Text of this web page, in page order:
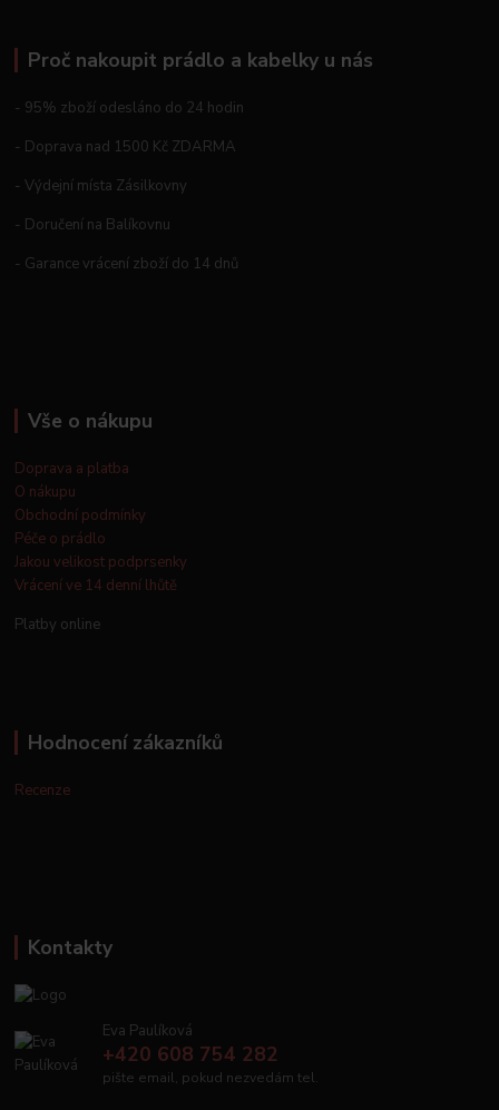
Proč nakoupit prádlo a kabelky u nás
- 95% zboží odesláno do 24 hodin
- Doprava nad 1500 Kč ZDARMA
- Výdejní místa Zásilkovny
- Doručení na Balíkovnu
- Garance vrácení zboží do 14 dnů
Vše o nákupu
Doprava a platba
O nákupu
Obchodní podmínky
Péče o prádlo
Jakou velikost podprsenky
Vrácení ve 14 denní lhůtě
Platby online
Hodnocení zákazníků
Recenze
Kontakty
Eva Paulíková
+420 608 754 282
pište email, pokud nezvedám tel.